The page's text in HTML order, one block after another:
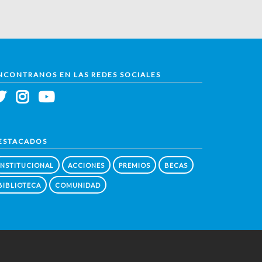
EN LAS REDES SOCIALES
ACCIONES PREMIOS BECAS
COMUNIDAD